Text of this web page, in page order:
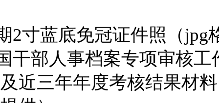
2寸蓝底免冠证件照 （jpg
干部人事档案专项审核工
及近三年年度考核结果材料